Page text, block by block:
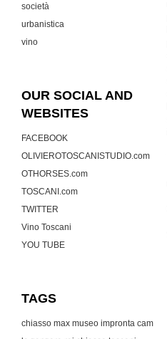
società
urbanistica
vino
OUR SOCIAL AND
WEBSITES
FACEBOOK
OLIVIEROTOSCANISTUDIO.com
OTHORSES.com
TOSCANI.com
TWITTER
Vino Toscani
YOU TUBE
TAGS
chiasso max museo impronta cam